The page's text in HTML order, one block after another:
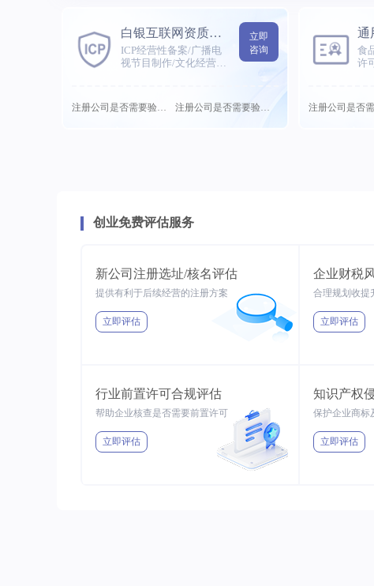
立即
咨询
白银互联网资质许可代办
ICP经营性备案/广播电
视节目制作/文化经营许
注册公司是否需要验需要... 注册公司是否需要验需要...
通
食
许
创业免费评估服务
新公司注册选址/核名评估
提供有利于后续经营的注册方案
立即评估
企业财税
合理规划收提
立即评估
行业前置许可合规评估
帮助企业核查是否需要前置许可
立即评估
知识产权
保护企业商标
立即评估